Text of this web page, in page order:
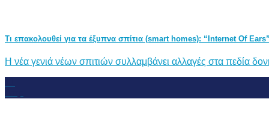
Τι επακολουθεί για τα έξυπνα σπίτια (smart homes): “Internet Of Ears”
Η νέα γενιά νέων σπιτιών συλλαμβάνει αλλαγές στα πεδία